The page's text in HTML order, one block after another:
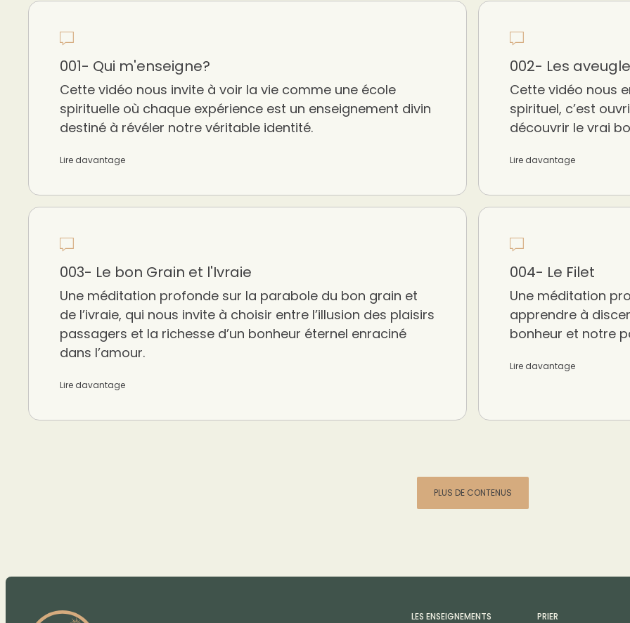
001- Qui m'enseigne?
Cette vidéo nous invite à voir la vie comme une école
spirituelle où chaque expérience est un enseignement divin
destiné à révéler notre véritable identité.
Lire davantage
002- Les
Cette vidéo nous
spirituel, c’est
découvrir le vrai
Lire davantage
003- Le bon Grain et l'Ivraie
Une méditation profonde sur la parabole du bon grain et
de l’ivraie, qui nous invite à choisir entre l’illusion des plaisirs
passagers et la richesse d’un bonheur éternel enraciné
dans l’amour.
Lire davantage
004- Le Filet
Une méditation
apprendre à
bonheur et notre
Lire davantage
PLUS DE CONTENUS
LES ENSEIGNEMENTS PRIER